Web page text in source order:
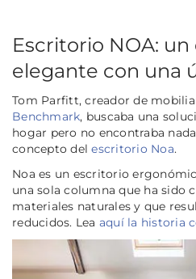
Escritorio NOA: un
elegante con una
Tom Parfitt, creador de
Benchmark, buscaba una
hogar pero no encontraba
concepto delescritorio Noa.
Noa es un escritorio
una sola columna que ha sido
materiales naturales y que
reducidos. Lea aquí la historia